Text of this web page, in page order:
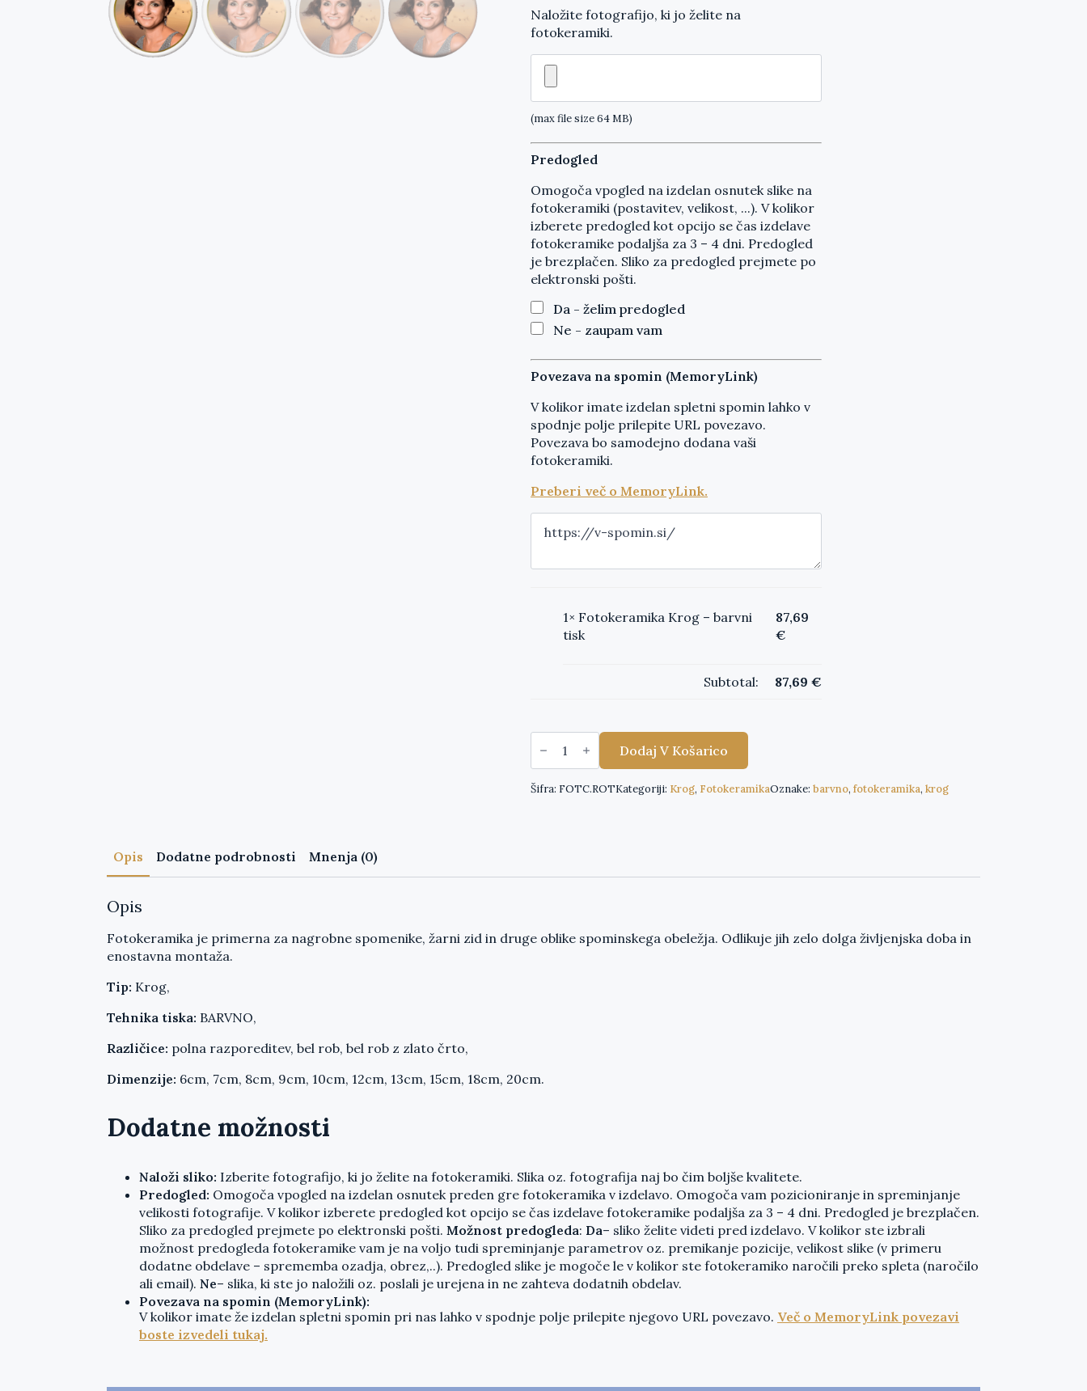
Naložite fotografijo, ki jo želite na
fotokeramiki.
(max file size 64 MB)
Predogled
Omogoča vpogled na izdelan osnutek slike na
fotokeramiki (postavitev, velikost, ...). V kolikor
izberete predogled kot opcijo se čas izdelave
fotokeramike podaljša za 3 – 4 dni. Predogled
je brezplačen. Sliko za predogled prejmete po
elektronski pošti.
Da - želim predogled
Ne - zaupam vam
Povezava na spomin (MemoryLink)
V kolikor imate izdelan spletni spomin lahko v
spodnje polje prilepite URL povezavo.
Povezava bo samodejno dodana vaši
fotokeramiki.
Preberi več o MemoryLink.
1× Fotokeramika Krog – barvni
tisk
87,69
€
Subtotal: 87,69 €
Fotokeramika
Krog
tisk
Dodaj V Košarico
Šifra: FOTC.ROTKategoriji: Krog, FotokeramikaOznake: barvno, fotokeramika, krog
Opis Dodatne podrobnosti Mnenja (0)
Opis
Fotokeramika je primerna za nagrobne spomenike, žarni zid in druge oblike spominskega obeležja. Odlikuje jih zelo dolga življenjska doba in
enostavna montaža.
Tip: Krog,
Tehnika tiska: BARVNO,
Različice: polna razporeditev, bel rob, bel rob z zlato črto,
Dimenzije: 6cm, 7cm, 8cm, 9cm, 10cm, 12cm, 13cm, 15cm, 18cm, 20cm.
Dodatne možnosti
Naloži sliko: Izberite fotografijo, ki jo želite na fotokeramiki. Slika oz. fotografija naj bo čim boljše kvalitete.
Predogled: Omogoča vpogled na izdelan osnutek preden gre fotokeramika v izdelavo. Omogoča vam pozicioniranje in spreminjanje
velikosti fotografije. V kolikor izberete predogled kot opcijo se čas izdelave fotokeramike podaljša za 3 – 4 dni. Predogled je brezplačen.
Sliko za predogled prejmete po elektronski pošti. Možnost predogleda: Da– sliko želite videti pred izdelavo. V kolikor ste izbrali
možnost predogleda fotokeramike vam je na voljo tudi spreminjanje parametrov oz. premikanje pozicije, velikost slike (v primeru
dodatne obdelave – sprememba ozadja, obrez,..). Predogled slike je mogoče le v kolikor ste fotokeramiko naročili preko spleta (naročilo
ali email). Ne– slika, ki ste jo naložili oz. poslali je urejena in ne zahteva dodatnih obdelav.
Povezava na spomin (MemoryLink):
V kolikor imate že izdelan spletni spomin pri nas lahko v spodnje polje prilepite njegovo URL povezavo. Več o MemoryLink povezavi
boste izvedeli tukaj.